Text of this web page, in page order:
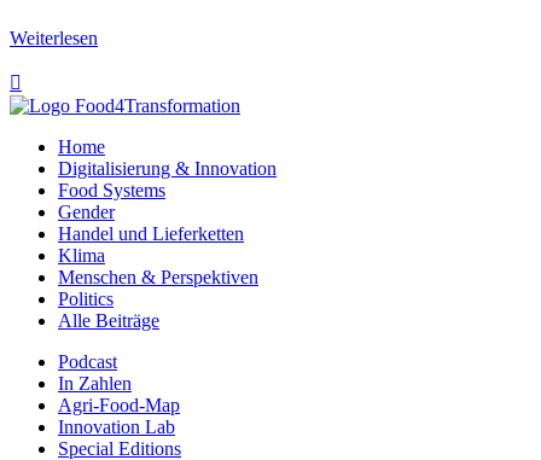
Weiterlesen

Home
Digitalisierung & Innovation
Food Systems
Gender
Handel und Lieferketten
Klima
Menschen & Perspektiven
Politics
Alle Beiträge
Podcast
In Zahlen
Agri-Food-Map
Innovation Lab
Special Editions